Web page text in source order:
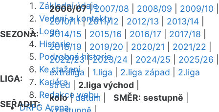
Základní údaje
Vedení a kontakty
Logo
Historie
Podrobná historie
Ke stažení
Kariéra
Redakce webu
DRFG Arena
SEZONA:
2006/07|2007/08 2008/09 2009/10
2010/11|2011/12 2012/13 2013/14
2014/15
2015/16 2016/17 2017/18
2018/19
2019/20 2020/21 2021/22
2022/23|2023/24 2024/25 2025/26
LIGA:
extraliga 1.liga 2.liga západ
2.liga
střed
2.liga východ
SEŘADIT:
kolo|datum SMĚR: sestupně